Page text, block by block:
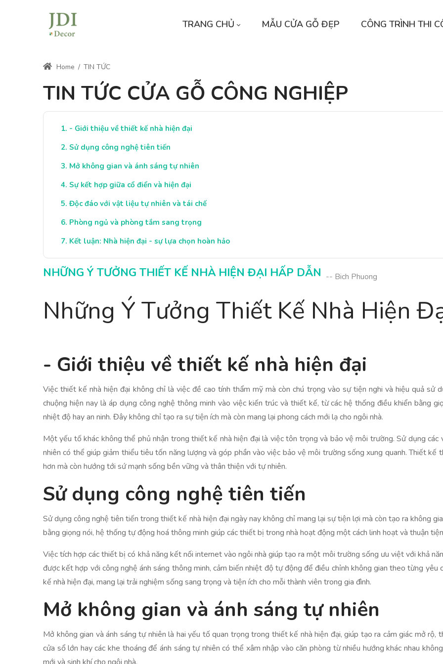
TRANG CHỦ MẪU CỬA GỖ ĐẸP CÔNG TRÌNH THI
Home / TIN TỨC
TIN TỨC CỬA GỖ CÔNG NGHIỆP
- Giới thiệu về thiết kế nhà hiện đại
Sử dụng công nghệ tiên tiến
Mở không gian và ánh sáng tự nhiên
Sự kết hợp giữa cổ điển và hiện đại
Độc đáo với vật liệu tự nhiên và tái chế
Phòng ngủ và phòng tắm sang trọng
Kết luận: Nhà hiện đại - sự lựa chọn hoàn hảo
NHỮNG Ý TƯỞNG THIẾT KẾ NHÀ HIỆN ĐẠI HẤP DẪN -- Bich Phuong
Những Ý Tưởng Thiết Kế Nhà Hiện
- Giới thiệu về thiết kế nhà hiện đại
Việc thiết kế nhà hiện đại không chỉ là việc đề cao tính thẩm mỹ mà còn chú trọng vào sự tiện nghi và hiệu quả sử
chuộng hiện nay là áp dụng công nghệ thông minh vào việc kiến trúc và thiết kế, từ các hệ thống điều khiển bằng
nhiệt độ hay an ninh. Đây không chỉ tạo ra sự tiện ích mà còn mang lại phong cách mới lạ cho ngôi nhà.
Một yếu tố khác không thể phủ nhận trong thiết kế nhà hiện đại là việc tôn trọng và bảo vệ môi trường. Sử dụng
nhiên có thể giúp giảm thiểu tiêu tốn năng lượng và góp phần vào việc bảo vệ môi trường sống xung quanh. Thiết kế
hơn mà còn hướng tới sứ mạnh sống bền vững và thân thiện với tự nhiên.
Sử dụng công nghệ tiên tiến
Sử dụng công nghệ tiên tiến trong thiết kế nhà hiện đại ngày nay không chỉ mang lại sự tiện lợi mà còn tạo ra không
bằng giọng nói, hệ thống tự động hoá thông minh giúp các thiết bị trong nhà hoạt động một cách linh hoạt và thuận
Việc tích hợp các thiết bị có khả năng kết nối internet vào ngôi nhà giúp tạo ra một môi trường sống ưu việt với khả
được kết hợp với công nghệ ánh sáng thông minh, cảm biến nhiệt độ tự động để điều chỉnh không gian theo từng
kế nhà hiện đại, mang lại trải nghiệm sống sang trọng và tiện ích cho mỗi thành viên trong gia đình.
Mở không gian và ánh sáng tự nhiên
Mở không gian và ánh sáng tự nhiên là hai yếu tố quan trọng trong thiết kế nhà hiện đại, giúp tạo ra cảm giác mở rộ,
cửa sổ lớn hay các khe thoáng để ánh sáng tự nhiên có thể xâm nhập vào căn phòng từ nhiều hướng khác nhau